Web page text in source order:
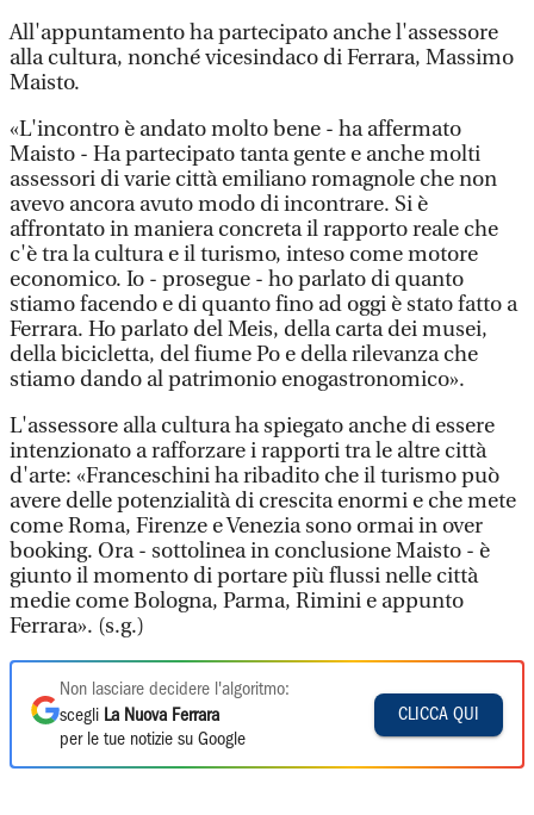
All'appuntamento ha partecipato anche l'assessore
alla cultura, nonché vicesindaco di Ferrara, Massimo
Maisto.
«L'incontro è andato molto bene - ha affermato
Maisto - Ha partecipato tanta gente e anche molti
assessori di varie città emiliano romagnole che non
avevo ancora avuto modo di incontrare. Si è
affrontato in maniera concreta il rapporto reale che
c'è tra la cultura e il turismo, inteso come motore
economico. Io - prosegue - ho parlato di quanto
stiamo facendo e di quanto fino ad oggi è stato fatto a
Ferrara. Ho parlato del Meis, della carta dei musei,
della bicicletta, del fiume Po e della rilevanza che
stiamo dando al patrimonio enogastronomico».
L'assessore alla cultura ha spiegato anche di essere
intenzionato a rafforzare i rapporti tra le altre città
d'arte: «Franceschini ha ribadito che il turismo può
avere delle potenzialità di crescita enormi e che mete
come Roma, Firenze e Venezia sono ormai in over
booking. Ora - sottolinea in conclusione Maisto - è
giunto il momento di portare più flussi nelle città
medie come Bologna, Parma, Rimini e appunto
Ferrara». (s.g.)
Non lasciare decidere l'algoritmo:
scegli La Nuova Ferrara
per le tue notizie su Google
CLICCA QUI